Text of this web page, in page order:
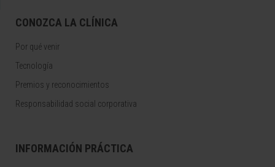
CONOZCA LA CLÍNICA
Por qué venir
Tecnología
Premios y reconocimientos
Responsabilidad social corporativa
INFORMACIÓN PRÁCTICA